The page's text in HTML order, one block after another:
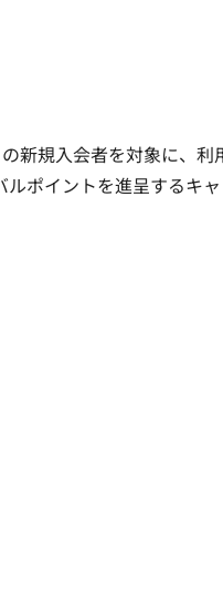
新規入会者を対象に、利
ポイントを進呈するキ